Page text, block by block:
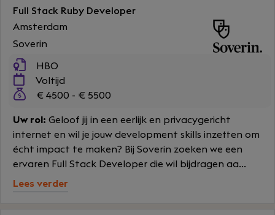
Full Stack Ruby Developer
Amsterdam
Soverin
HBO
Voltijd
€ 4500 - € 5500
Uw rol: Geloof jij in een eerlijk en privacygericht
internet en wil je jouw development skills inzetten om
écht impact te maken? Bij Soverin zoeken we een
ervaren Full Stack Developer die wil bijdragen aa...
Lees verder